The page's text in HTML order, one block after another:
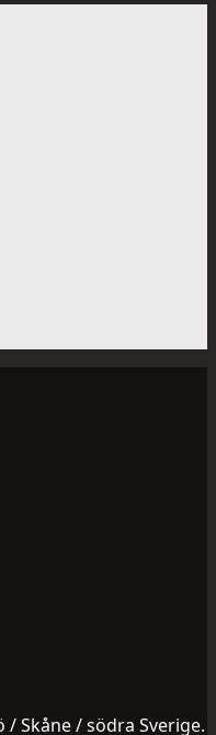
Skåne / södra Sverige.